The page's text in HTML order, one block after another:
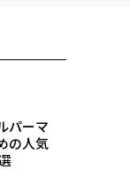
パーマ
の人気